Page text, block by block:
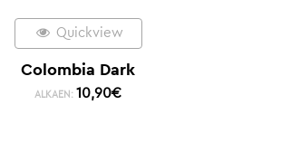
Quickview
Colombia Dark
ALKAEN: 10,90€